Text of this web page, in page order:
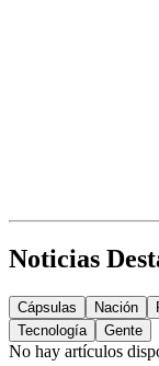
Noticias
Cápsulas Nación
Tecnología
Gente
No hay artículos